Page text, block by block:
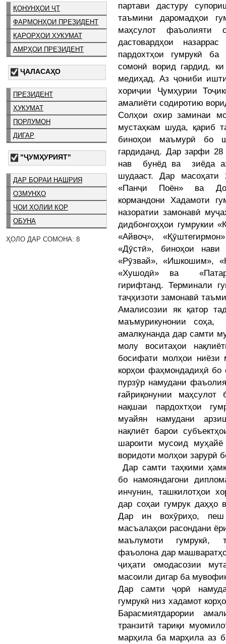
ҚОНУНҲОИ ҶТ
ФАРМОНҲОИ ПРЕЗИДЕНТ
ҚАРОРҲОИ ҲУКУМАТ
АМРҲОИ ПРЕЗИДЕНТ
ҶАЛАСАҲО
ПРЕЗИДЕНТ
ҲУКУМАТ
ПОРЛУМОН
ДИГАР
"ҶУМҲУРИЯТ"
ДАР БОРАИ НАШРИЯ
ОЗМУНҲО
ҶОИ ХОЛИИ КОР
ОБУНА
ҲОЛО ДАР СОМОНА: 8
партави дастуру
таъмини даромадҳои
маҳсулот фаъолияти
дастовардҳои
пардохтҳои гумрукӣ
сомонӣ ворид гардид,
медиҳад. Аз ҷониби
хориҷии Ҷумҳурии
амалиёти содиротию
Солҳои охир заминаи
мустаҳкам шуда, қариб
биноҳои маъмурӣ бо
гардиданд. Дар зарфи
нав бунёд ва зиёда
шудааст. Дар масоҳати
«Панҷи Поён» ва
кормандони Хадамоти
назоратии замонавӣ
дидбонгоҳҳои гумрукии
«Айвоҷ»,
«Дӯстӣ», биноҳои нави
«Рӯзвай», «Ишкошим»,
«Хушодӣ» ва
гирифтанд. Терминали
таҷҳизоти замонавӣ
Амалисозии як қатор
маъмурикунонии соҳа,
амалкунанда дар самти
молу воситаҳои
босифати молҳои ниёзи
корҳои фаҳмондадиҳӣ бо
пурзӯр намудани
ғайриқонунии
нақшаи пардохтҳои
муайян намудани
нақлиёт барои
шароити мусоид
воридоти молҳои зарурӣ
Дар самти таҳкими
бо намояндагони
инчунин, ташкилотҳои
дар соҳаи гумрук даҳҳо
Дар ин вохӯриҳо,
масъалаҳои расондани
маълумоти гумрукӣ,
фаъолона дар
ҷиҳати омодасозии
масоили дигар ба
Дар самти ҷорӣ
гумрукӣ низ хадамот
Барасмиятдарории
транзитӣ тариқи
марҳила ба марҳила аз